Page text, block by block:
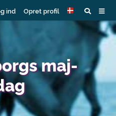
ind Opret profil
maj-